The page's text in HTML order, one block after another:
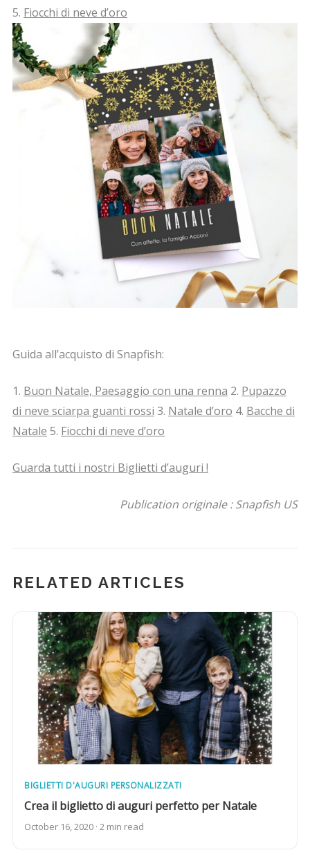
5. Fiocchi di neve d’oro
Guida all’acquisto di Snapfish:
1. Buon Natale, Paesaggio con una renna 2. Pupazzo
di neve sciarpa guanti rossi 3. Natale d’oro 4. Bacche di
Natale 5. Fiocchi di neve d’oro
Guarda tutti i nostri Biglietti d’auguri !
Publication originale : Snapfish US
RELATED ARTICLES
BIGLIETTI D'AUGURI PERSONALIZZATI
Crea il biglietto di auguri perfetto per Natale
October 16, 2020 · 2 min read